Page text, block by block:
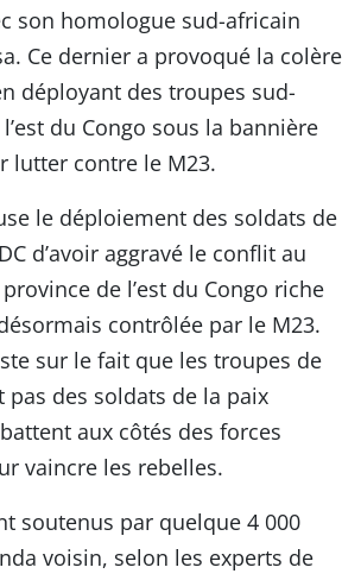
son homologue sud-africain
Ce dernier a provoqué la colère
déployant des troupes sud-
du Congo sous la bannière
lutter contre le M23.
le déploiement des soldats de
d’avoir aggravé le conflit au
de l’est du Congo riche
contrôlée par le M23.
sur le fait que les troupes de
pas des soldats de la paix
aux côtés des forces
vaincre les rebelles.
soutenus par quelque 4 000
voisin, selon les experts de